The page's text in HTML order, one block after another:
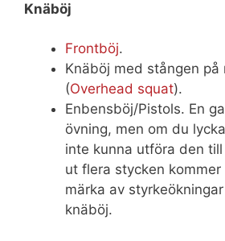
Knäböj
Frontböj.
Knäböj med stången på
(Overhead squat).
Enbensböj/Pistols. En
övning, men om du
inte kunna utföra den
ut flera stycken
märka av
knäböj.